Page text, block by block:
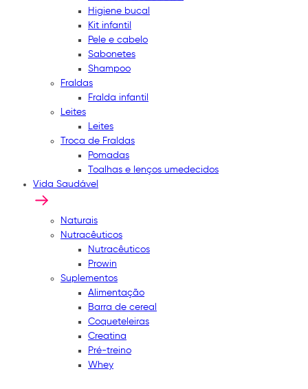
Higiene bucal
Kit infantil
Pele e cabelo
Sabonetes
Shampoo
Fraldas
Fralda infantil
Leites
Leites
Troca de Fraldas
Pomadas
Toalhas e lenços umedecidos
Vida Saudável
Naturais
Nutracêuticos
Nutracêuticos
Prowin
Suplementos
Alimentação
Barra de cereal
Coqueteleiras
Creatina
Pré-treino
Whey